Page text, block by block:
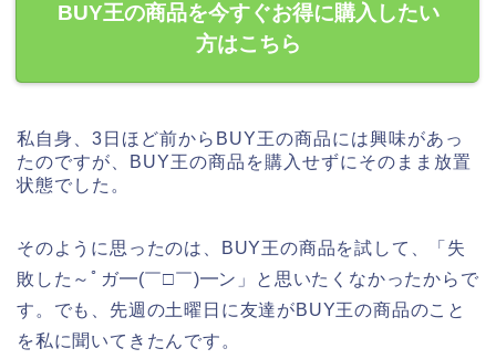
BUY王の商品を今すぐお得に購入したい
方はこちら
私自身、3日ほど前からBUY王の商品には興味があっ
たのですが、BUY王の商品を購入せずにそのまま放置
状態でした。
そのように思ったのは、BUY王の商品を試して、「失
敗した～ﾟガ━(￣□￣)━ン」と思いたくなかったからで
す。でも、先週の土曜日に友達がBUY王の商品のこと
を私に聞いてきたんです。